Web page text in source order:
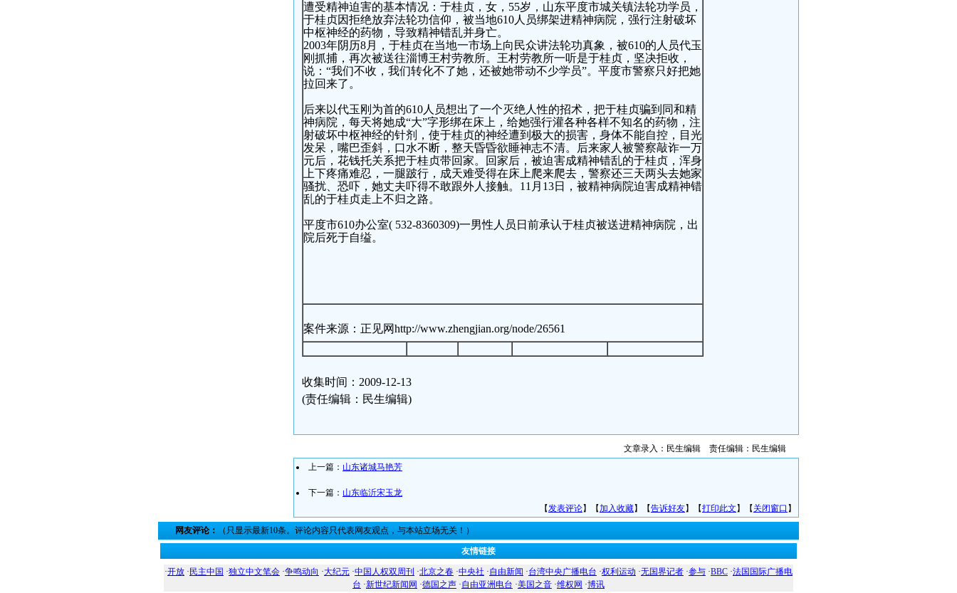
遭受精神迫害的基本情况：于桂贞，女，55岁，山东平度市城关镇法轮功学员，
于桂贞因拒绝放弃法轮功信仰，被当地610人员绑架进精神病院，强行注射破坏
中枢神经的药物，导致精神错乱并身亡。
2003年阴历8月，于桂贞在当地一市场上向民众讲法轮功真象，被610的人员代玉
刚抓捕，再次被送往淄博王村劳教所。王村劳教所一听是于桂贞，坚决拒收，
说：“我们不收，我们转化不了她，还被她带动不少学员”。平度市警察只好把她
拉回来了。
后来以代玉刚为首的610人员想出了一个灭绝人性的招术，把于桂贞骗到同和精
神病院，每天将她成“大”字形绑在床上，给她强行灌各种各样不知名的药物，注
射破坏中枢神经的针剂，使于桂贞的神经遭到极大的损害，身体不能自控，目光
发呆，嘴巴歪斜，口水不断，整天昏昏欲睡神志不清。后来家人被警察敲诈一万
元后，花钱托关系把于桂贞带回家。回家后，被迫害成精神错乱的于桂贞，浑身
上下疼痛难忍，一腿跛行，成天难受得在床上爬来爬去，警察还三天两头去她家
骚扰、恐吓，她丈夫吓得不敢跟外人接触。11月13日，被精神病院迫害成精神错
乱的于桂贞走上不归之路。
平度市610办公室( 532-8360309)一男性人员日前承认于桂贞被送进精神病院，出
院后死于自缢。
案件来源：正见网http://www.zhengjian.org/node/26561
收集时间：2009-12-13
(责任编辑：民生编辑)
文章录入：民生编辑 责任编辑：民生编辑
上一篇： 山东诸城马艳芳
下一篇： 山东临沂宋玉龙
【发表评论】【加入收藏】【告诉好友】【打印此文 】【 关闭窗口 】
网友评论： （只显示最新10条。评论内容只代表网友观点，与本站立场无关！）
友情链接
·开放 · 民主中国 ·独立中文笔会 ·争鸣动向 ·大纪元 ·中国人权双周刊 ·北京之春 ·中央社 ·自由新闻 ·台湾中央广播电台 ·权利运动 ·无国界记者 ·参与 ·BBC ·法国国际广播电
台 ·新世纪新闻网 ·德国之声 ·自由亚洲电台 ·美国之音 ·维权网 ·博讯